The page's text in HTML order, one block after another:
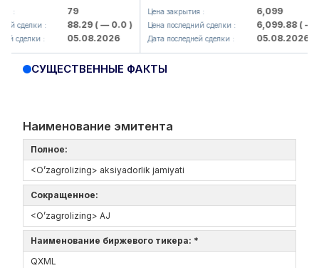
79
сделки : 88.29( — 0.0 )
сделки : 05.08.2026
Цена закрытия : 6,099
Цена последний сделки : 6,099.88( —
Дата последней сделки : 05.08.2026
СУЩЕСТВЕННЫЕ ФАКТЫ
Наименование эмитента
Полное:
<O’zagrolizing> aksiyadorlik jamiyati
Сокращенное:
<O’zagrolizing> AJ
Наименование биржевого тикера: *
QXML